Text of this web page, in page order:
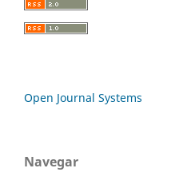
Open Journal Systems
Navegar